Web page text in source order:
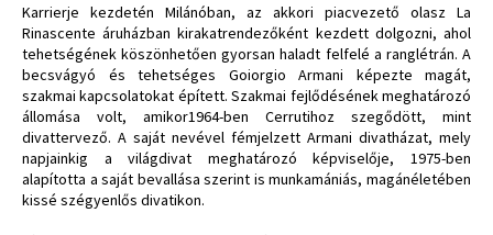
Karrierje kezdetén Milánóban, az akkori piacvezető olasz La
Rinascente áruházban kirakatrendezőként kezdett dolgozni, ahol
tehetségének köszönhetően gyorsan haladt felfelé a ranglétrán. A
becsvágyó és tehetséges Goiorgio Armani képezte magát,
szakmai kapcsolatokat épített. Szakmai fejlődésének meghatározó
állomása volt, amikor1964-ben Cerrutihoz szegődött, mint
divattervező. A saját nevével fémjelzett Armani divatházat, mely
napjainkig a világdivat meghatározó képviselője, 1975-ben
alapította a saját bevallása szerint is munkamániás, magánéletében
kissé szégyenlős divatikon.